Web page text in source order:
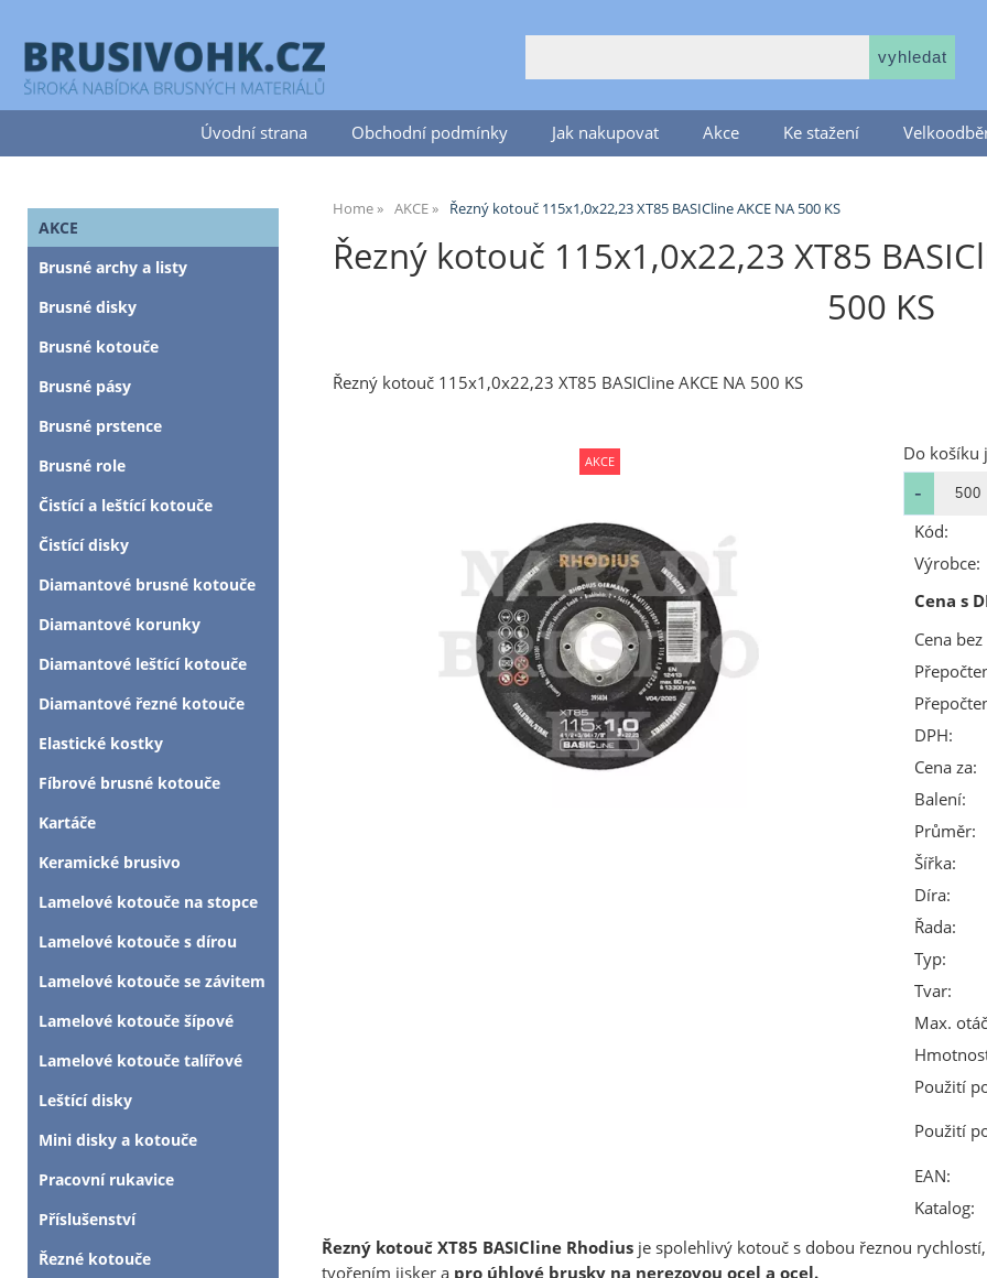
Úvodní strana Obchodní podmínky Jak nakupovat Akce Ke stažení
Home AKCE Řezný kotouč 115x1,0x22,23 XT85 BASICline AKCE NA 500 KS
Řezný kotouč 115x1,0x22,23 XT85
500 KS
Řezný kotouč 115x1,0x22,23 XT85 BASICline AKCE NA 500 KS
Do košíku
Kód:
Výrobce:
Cena s
Cena
DPH:
Cena za:
Balení:
Průměr:
Šířka:
Díra:
Řada:
Typ:
Tvar:
Max.
Použití
Použití
EAN:
Katalog:
Řezný kotouč XT85 BASICline Rhodius je spolehlivý kotouč s dobou řeznou
tvořením jisker a pro úhlové brusky na nerezovou ocel a ocel.
AKCE
Brusné archy a listy
Brusné disky
Brusné kotouče
Brusné pásy
Brusné prstence
Brusné role
Čistící a leštící kotouče
Čistící disky
Diamantové brusné kotouče
Diamantové korunky
Diamantové leštící kotouče
Diamantové řezné kotouče
Elastické kostky
Fíbrové brusné kotouče
Kartáče
Keramické brusivo
Lamelové kotouče na stopce
Lamelové kotouče s dírou
Lamelové kotouče se závitem
Lamelové kotouče šípové
Lamelové kotouče talířové
Leštící disky
Mini disky a kotouče
Pracovní rukavice
Příslušenství
Řezné kotouče